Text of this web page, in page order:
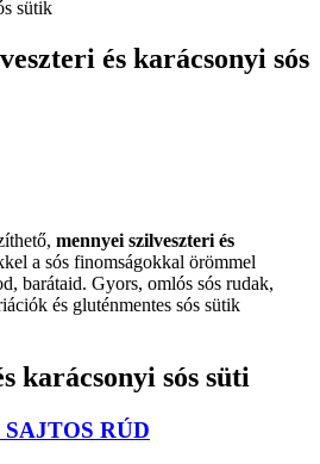
és karácsonyi sós
mennyei szilveszteri és
a sós finomságokkal örömmel
barátaid. Gyors, omlós sós rudak,
és gluténmentes sós sütik
karácsonyi sós süti
RÚD